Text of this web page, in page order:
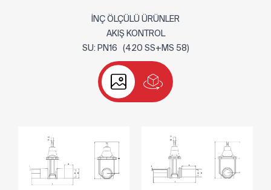
İNÇ ÖLÇÜLÜ ÜRÜNLER
AKIŞ KONTROL
SU: PN16 (420 SS+MS 58)